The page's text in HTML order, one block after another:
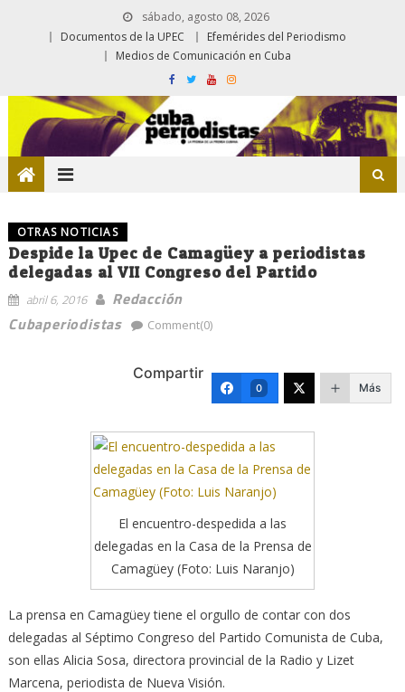
sábado, agosto 08, 2026
Documentos de la UPEC
Efemérides del Periodismo
Medios de Comunicación en Cuba
OTRAS NOTICIAS
Despide la Upec de Camagüey a periodistas
delegadas al VII Congreso del Partido
abril 6, 2016
Redacción
Cubaperiodistas
Comment(0)
Compartir
0 Más
El encuentro-despedida a las
delegadas en la Casa de la Prensa de
Camagüey (Foto: Luis Naranjo)
La prensa en Camagüey tiene el orgullo de contar con dos
delegadas al Séptimo Congreso del Partido Comunista de Cuba,
son ellas Alicia Sosa, directora provincial de la Radio y Lizet
Marcena, periodista de Nueva Visión.